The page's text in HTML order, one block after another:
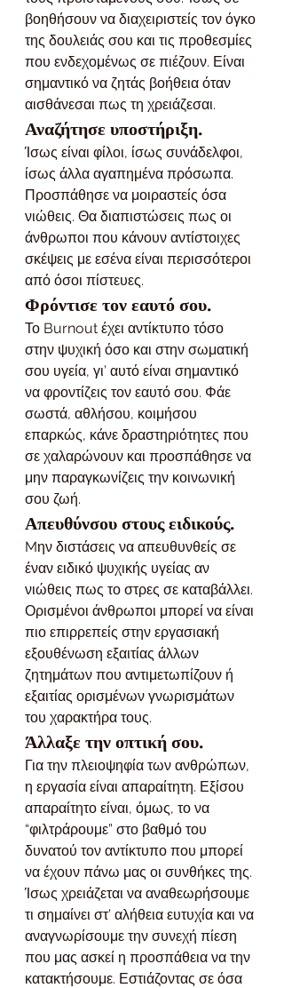
βοηθήσουν να διαχειριστείς τον όγκο
της δουλειάς σου και τις προθεσμίες
που ενδεχομένως σε πιέζουν. Είναι
σημαντικό να ζητάς βοήθεια όταν
αισθάνεσαι πως τη χρειάζεσαι.
Αναζήτησε υποστήριξη.
Ίσως είναι φίλοι, ίσως συνάδελφοι,
ίσως άλλα αγαπημένα πρόσωπα.
Προσπάθησε να μοιραστείς όσα
νιώθεις. Θα διαπιστώσεις πως οι
άνθρωποι που κάνουν αντίστοιχες
σκέψεις με εσένα είναι περισσότεροι
από όσοι πίστευες.
Φρόντισε τον εαυτό σου.
Το Burnout έχει αντίκτυπο τόσο
στην ψυχική όσο και στην σωματική
σου υγεία, γι’ αυτό είναι σημαντικό
να φροντίζεις τον εαυτό σου. Φάε
σωστά, αθλήσου, κοιμήσου
επαρκώς, κάνε δραστηριότητες που
σε χαλαρώνουν και προσπάθησε να
μην παραγκωνίζεις την κοινωνική
σου ζωή.
Απευθύνσου στους ειδικούς.
Mην διστάσεις να απευθυνθείς σε
έναν ειδικό ψυχικής υγείας αν
νιώθεις πως το στρες σε καταβάλλει.
Ορισμένοι άνθρωποι μπορεί να είναι
πιο επιρρεπείς στην εργασιακή
εξουθένωση εξαιτίας άλλων
ζητημάτων που αντιμετωπίζουν ή
εξαιτίας ορισμένων γνωρισμάτων
του χαρακτήρα τους.
Άλλαξε την οπτική σου.
Για την πλειοψηφία των ανθρώπων,
η εργασία είναι απαραίτητη. Εξίσου
απαραίτητο είναι, όμως, το να
“φιλτράρουμε” στο βαθμό του
δυνατού τον αντίκτυπο που μπορεί
να έχουν πάνω μας οι συνθήκες της.
Ίσως χρειάζεται να αναθεωρήσουμε
τι σημαίνει στ’ αλήθεια ευτυχία και να
αναγνωρίσουμε την συνεχή πίεση
που μας ασκεί η προσπάθεια να την
κατακτήσουμε. Εστιάζοντας σε όσα